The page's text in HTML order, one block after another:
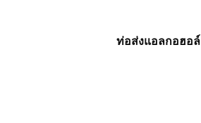
ท่อส่งแอลกอฮอล์